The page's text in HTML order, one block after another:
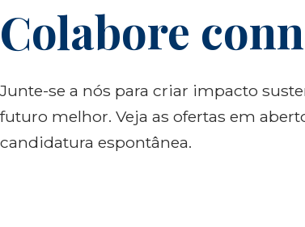
Colabore
Junte-se a nós para criar impacto
futuro melhor. Veja as ofertas em
candidatura espontânea.